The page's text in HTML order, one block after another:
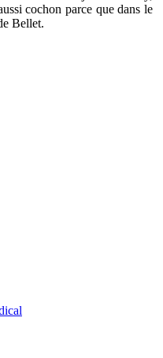
cochon parce que dans le
Bellet.